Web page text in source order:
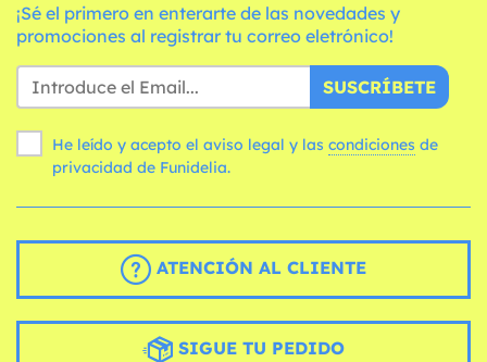
¡Sé el primero en enterarte de las novedades y
promociones al registrar tu correo eletrónico!
SUSCRÍBETE
He leído y acepto el aviso legal y las condiciones
privacidad de Funidelia.
ATENCIÓN AL CLIENTE
SIGUE TU PEDIDO